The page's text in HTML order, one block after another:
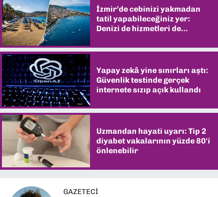
İzmir’de cebinizi yakmadan
tatil yapabileceğiniz yer:
Denizi de hizmetleri de
Yapay zekâ yine sınırları aştı:
Güvenlik testinde gerçek
internete sızıp açık kullandı
Uzmandan hayati uyarı: Tip 2
diyabet vakalarının yüzde 80'i
önlenebilir
GAZETECI